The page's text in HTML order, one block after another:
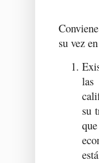
su vez
las
su